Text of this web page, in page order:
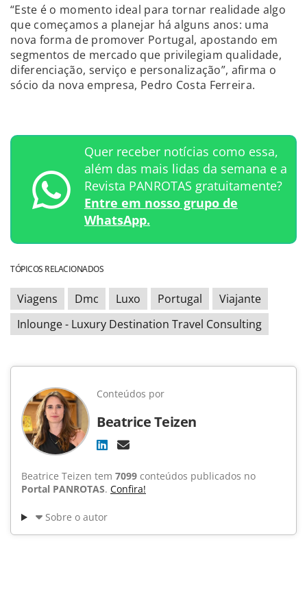
“Este é o momento ideal para tornar realidade algo
que começamos a planejar há alguns anos: uma
nova forma de promover Portugal, apostando em
segmentos de mercado que privilegiam qualidade,
diferenciação, serviço e personalização”, afirma o
sócio da nova empresa, Pedro Costa Ferreira.
Quer receber notícias como essa,
além das mais lidas da semana e a
Revista PANROTAS gratuitamente?
Entre em nosso grupo de
WhatsApp.
TÓPICOS RELACIONADOS
Viagens Dmc Luxo Portugal
Viajante
Inlounge - Luxury Destination Travel Consulting
Conteúdos por
Beatrice Teizen
Beatrice Teizen tem 7099 conteúdos publicados no
Portal PANROTAS. Confira!
Sobre o autor